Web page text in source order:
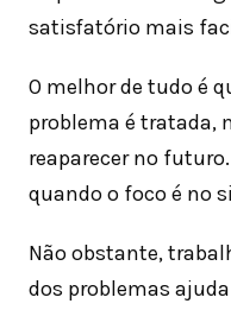
satisfatório mais
O melhor de tudo é
problema é tratada,
reaparecer no
quando o foco é no
Não obstante,
dos problemas